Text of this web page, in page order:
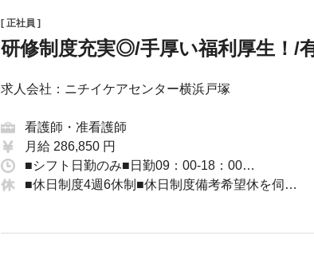
[ 正社員 ]
研修制度充実◎/手厚い福利厚生！/
求人会社：ニチイケアセンター横浜戸塚
看護師・准看護師
月給 286,850 円
■シフト日勤のみ■日勤09：00-18：00…
■休日制度4週6休制■休日制度備考希望休を伺…